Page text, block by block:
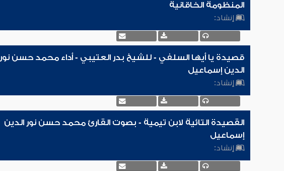
المنظومة الخاقانية
إنشاد:
قصيدة يا أيها السلفي - للشيخ بدر العتيبي - أداء محمد حسن نور
الدين إسماعيل
إنشاد:
القصيدة التائية لابن تيمية - بصوت القارئ محمد حسن نور الدين
إسماعيل
إنشاد: